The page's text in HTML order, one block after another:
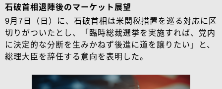
石破首相退陣後のマーケット展望
9月7日（日）に、石破首相は米関税措置を巡る対応に区
切りがついたとし、「臨時総裁選挙を実施すれば、党内
に決定的な分断を生みかねず後進に道を譲りたい」と、
総理大臣を辞任する意向を表明した。